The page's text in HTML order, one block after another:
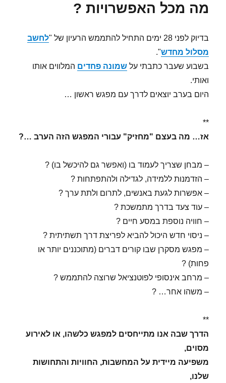
מה מכל האפשרויות ?
בדיוק לפני 28 ימים התחיל להתממש הרעיון של "
לחשב
מסלול מחדש".
בשבוע שעבר כתבתי עלשמונה פחדים המלווים אותו
ואותי.
היום בערב יוצאים לדרך עם מפגש ראשון …
**
אז… מה בעצם "מחזיק" עבורי המפגש הזה הערב …?
– מבחן שצריך לעמוד בו (ואפשר גם להיכשל בו) ?
– הזדמנות ללמידה, לגדילה ולהתפתחות ?
– אפשרות לגעת באנשים, לתרום ולתת ערך ?
– עוד צעד בדרך מתמשכת ?
– חוויה נוספת במסע חיים ?
– ניסוי חדש היכול להביא לפריצת דרך תשתיתית ?
– מפגש מסקרן שבו קורים דברים (מתוכננים יותר או
פחות) ?
– מרחב אינסופי לפוטנציאל שרוצה להתממש ?
– משהו אחר… ?
**
הדרך שבה אנו מתייחסים למפגש כלשהו, או לאירוע
מסוים,
משפיעה מיידית על המחשבות, החוויות והתחושות
שלנו,